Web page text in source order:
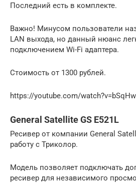
Последний есть в комплекте.
Важно! Минусом пользователи
LAN выхода, но данный нюанс
подключением Wi-Fi адаптера.
Стоимость от 1300 рублей.
https://youtube.com/
General Satellite GS E521L
Ресивер от компании General
работу с Триколор.
Модель позволяет подключать
ресивер для независимого